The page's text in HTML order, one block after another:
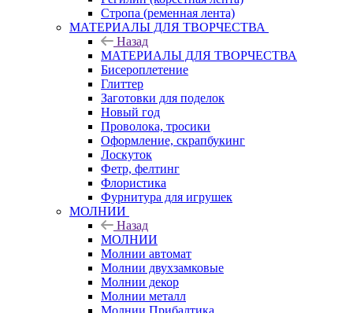
Стропа (ременная лента)
МАТЕРИАЛЫ ДЛЯ ТВОРЧЕСТВА
Назад
МАТЕРИАЛЫ ДЛЯ ТВОРЧЕСТВА
Бисероплетение
Глиттер
Заготовки для поделок
Новый год
Проволока, тросики
Оформление, скрапбукинг
Лоскуток
Фетр, фелтинг
Флористика
Фурнитура для игрушек
МОЛНИИ
Назад
МОЛНИИ
Молнии автомат
Молнии двухзамковые
Молнии декор
Молнии металл
Молнии Прибалтика